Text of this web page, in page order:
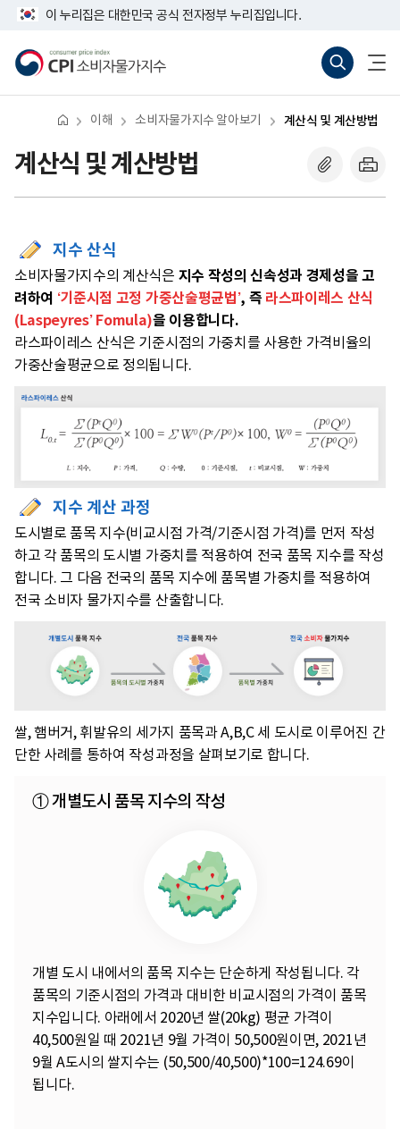
뛰
이 누리집은 대한민국 공식 전자정부 누리집입니다.
가
바
(새
기)
열
이해 소비자물가지수 알아보기 계산식 및 계산방법
계산식 및 계산방법
지수 산식
소비자물가지수의 계산식은 지수 작성의 신속성과 경제성을 고
려하여 ‘기준시점 고정 가중산술평균법’, 즉 라스파이레스 산식
(Laspeyres’ Fomula)을 이용합니다.
라스파이레스 산식은 기준시점의 가중치를 사용한 가격비율의
가중산술평균으로 정의됩니다.
지수 계산 과정
도시별로 품목 지수(비교시점 가격/기준시점 가격)를 먼저 작성
하고 각 품목의 도시별 가중치를 적용하여 전국 품목 지수를 작성
합니다. 그 다음 전국의 품목 지수에 품목별 가중치를 적용하여
전국 소비자 물가지수를 산출합니다.
쌀, 햄버거, 휘발유의 세가지 품목과 A,B,C 세 도시로 이루어진 간
단한 사례를 통하여 작성과정을 살펴보기로 합니다.
① 개별도시 품목 지수의 작성
개별 도시 내에서의 품목 지수는 단순하게 작성됩니다. 각
품목의 기준시점의 가격과 대비한 비교시점의 가격이 품목
지수입니다. 아래에서 2020년 쌀(20kg) 평균 가격이
40,500원일 때 2021년 9월 가격이 50,500원이면, 2021년
9월 A도시의 쌀지수는 (50,500/40,500)*100=124.69이
됩니다.